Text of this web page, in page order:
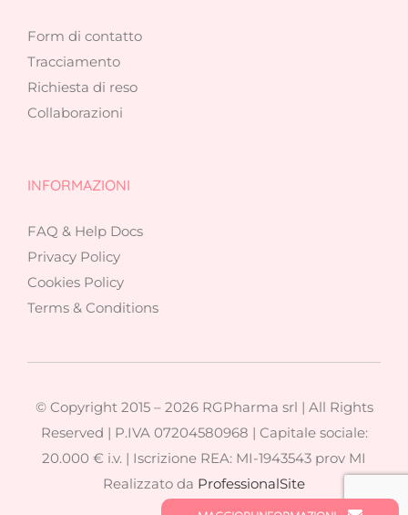
Form di contatto
Tracciamento
Richiesta di reso
Collaborazioni
INFORMAZIONI
FAQ & Help Docs
Privacy Policy
Cookies Policy
Terms & Conditions
© Copyright 2015 – 2026 RGPharma srl | All Rights
Reserved | P.IVA 07204580968 | Capitale sociale:
20.000 € i.v. | Iscrizione REA: MI-1943543 prov MI
Realizzato da ProfessionalSite